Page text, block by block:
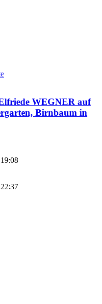
WEGNER auf
Birnbaum in